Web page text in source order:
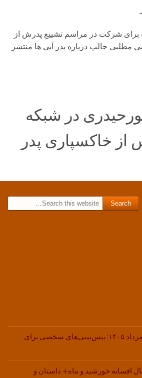
برای شرکت در مراسم تشییع پدرش از
مطلبی جالب درباره پدر آبی ها منتشر
در شبکه
از خاکسپاری پدر
فال روزانه چهارشنبه ۱۴ مرداد ۱۴۰۵: پیش‌بینی‌های شخصی برای
افسانه خورشید و ماه+ داستان و